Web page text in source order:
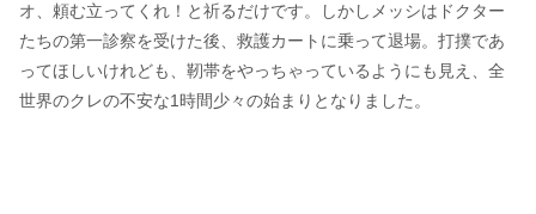
オ、頼む立ってくれ！と祈るだけです。しかしメッシはドクター
たちの第一診察を受けた後、救護カートに乗って退場。打撲であ
ってほしいけれども、靭帯をやっちゃっているようにも見え、全
世界のクレの不安な1時間少々の始まりとなりました。